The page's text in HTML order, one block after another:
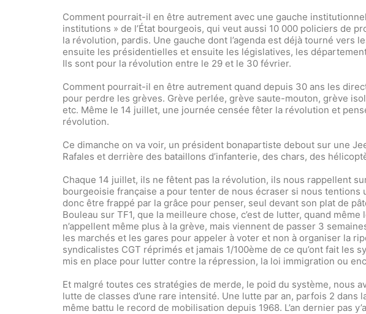
Comment pourrait-il en être autrement avec une gauche
institutions » de l’État bourgeois, qui veut aussi 10 000 policiers de
la révolution, pardis. Une gauche dont l’agenda est déjà tourné vers
ensuite les présidentielles et ensuite les législatives, les
Ils sont pour la révolution entre le 29 et le 30 février.
Comment pourrait-il en être autrement quand depuis 30 ans les
pour perdre les grèves. Grève perlée, grève saute-mouton, grève
etc. Même le 14 juillet, une journée censée fêter la révolution et
révolution.
Ce dimanche on va voir, un président bonapartiste debout sur une
Rafales et derrière des bataillons d’infanterie, des chars, des
Chaque 14 juillet, ils ne fêtent pas la révolution, ils nous rappellent
bourgeoisie française a pour tenter de nous écraser si nous tentions
donc être frappé par la grâce pour penser, seul devant son plat de
Bouleau sur TF1, que la meilleure chose, c’est de lutter, quand
n’appellent même plus à la grève, mais viennent de passer 3
les marchés et les gares pour appeler à voter et non à organiser la
syndicalistes CGT réprimés et jamais 1/100ème de ce qu’ont fait les
mis en place pour lutter contre la répression, la loi immigration ou
Et malgré toutes ces stratégies de merde, le poid du système, nous
lutte de classes d’une rare intensité. Une lutte par an, parfois 2 dans
même battu le record de mobilisation depuis 1968. L’an dernier pas